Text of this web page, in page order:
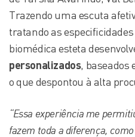
Trazendo uma escuta
tratando as
biomédica esteta
personalizados, baseados
o que despontou à alta
“Essa experiência me
fazem toda a diferença,